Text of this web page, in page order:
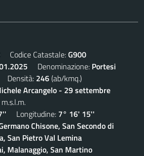
Codice Catastale:G900
Denominazione: Portesi
Densità: 246(ab/kmq.)
Arcangelo - 29 settembre
m.s.l.m.
Longitudine: 7° 16' 15''
Chisone, San Secondo di
San Pietro Val Lemina
Malanaggio, San Martino